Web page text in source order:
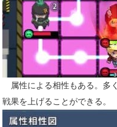
属性による相性もある。多
戦果を上げることができる。